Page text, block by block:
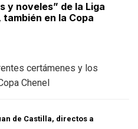
y noveles” de la Liga
en la Copa
certámenes y los
Chenel